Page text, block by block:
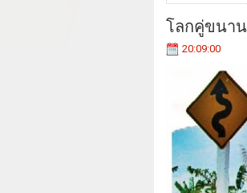
โลกคู่ขนาน
20:09:00